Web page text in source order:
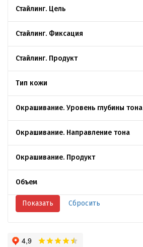
Стайлинг. Цель
Стайлинг. Фиксация
Стайлинг. Продукт
Тип кожи
Окрашивание. Уровень глубины тона
Окрашивание. Направление тона
Окрашивание. Продукт
Объем